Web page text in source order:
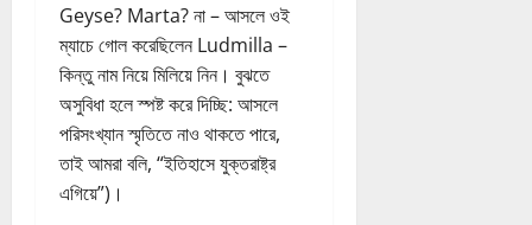
Geyse? Marta? না – আসলে ওই
ম্যাচে গোল করেছিলেন Ludmilla –
কিন্তু নাম নিয়ে মিলিয়ে নিন। বুঝতে
অসুবিধা হলে স্পষ্ট করে দিচ্ছি: আসলে
পরিসংখ্যান স্মৃতিতে নাও থাকতে পারে,
তাই আমরা বলি, “ইতিহাসে যুক্তরাষ্ট্র
এগিয়ে”)।